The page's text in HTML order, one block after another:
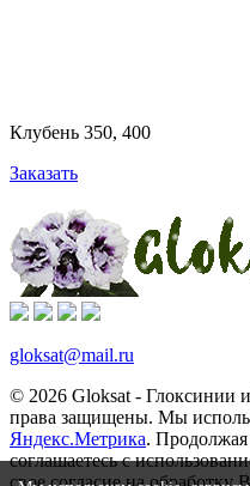
Клубень 350, 400
Заказать
gloksat@mail.ru
© 2026 Gloksat - Глоксинии
права защищены. Мы
Яндекс.Метрика. Продолжая
соглашаетесь с